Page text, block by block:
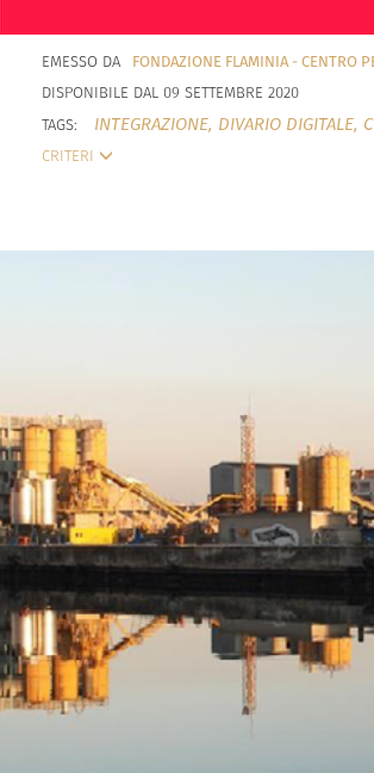
EMESSO DA
FONDAZIONE FLAMINIA - CENTRO
DISPONIBILE DAL 09 SETTEMBRE 2020
TAGS:
INTEGRAZIONE, DIVARIO DIGITALE,
CRITERI